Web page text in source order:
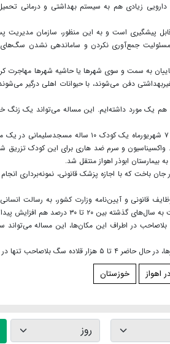
زیادی هم به سیستم بهداشتی و درمانی
پیشگیری است و به این منظور، سازمان مدیریت
مسئولیت جمع‌آوری نکردن و ساماندهی نشدن
به سمت و سوی شهر‌ها یا حاشیه شهر‌ها مهاجرت
دفن می‌شوند، با حیوانات اهلی درگیر
یک مورد داشته‌ایم. این مساله می‌تواند یک زنگ
دکتر شریفی با اشاره به مورد اخیر تلفات ناشی از سگ‌گزیدگی، اظهار
بهمن مسجدسلیمان منتقل شد. واکسیناسیون و سرم ضد هاری برای این
بیمارستان ابوذر اهواز منتقل شد.
متاسفانه با وجود اقدامات درمانی، این کودک روز ۲۳ شهریور جان باخت که با اجازه پزشک
قانونی و آیین‌نامه وزارت کشور، به رسالت
درصد هم افزایش پیدا کرده است.
در اطراف این مکان‌ها، این مساله می‌تواند
در اهواز وجود دارد.
اهواز خوزستان